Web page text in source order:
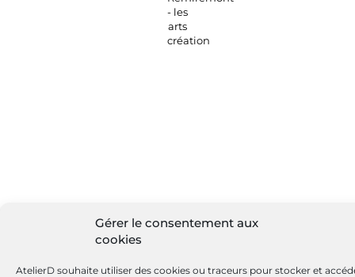
Gérer le consentement aux
cookies
AtelierD souhaite utiliser des cookies ou traceurs pour stocker et